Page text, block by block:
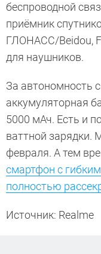
беспроводной
приёмник
ГЛОНАСС/Beidou,
для наушников.
За автономность
аккумуляторная
5000 мАч. Есть и
ваттной зарядки.
февраля. А тем
смартфон с
полностью
Источник: Realme